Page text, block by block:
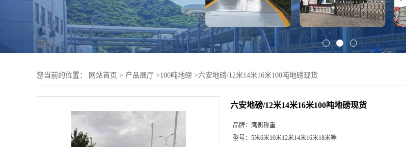
您当前的位置： 网站首页 > 产品展厅 >100吨地磅 >六安地磅/12米14米16米100吨地磅现货
六安地磅/12米14米16米100吨地磅现货
品牌： 鹰衡称重
型号： 5米6米10米12米14米16米18米等